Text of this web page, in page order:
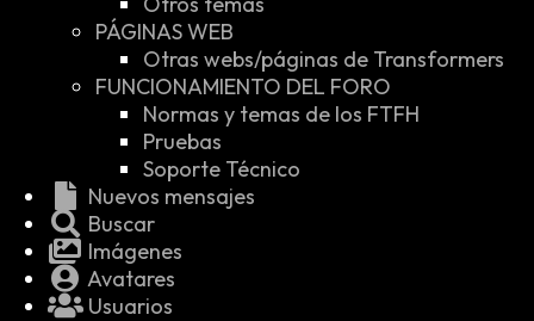
PÁGINAS WEB
Otras webs/páginas de Transformers
FUNCIONAMIENTO DEL FORO
Normas y temas de los FTFH
Pruebas
Soporte Técnico
Nuevos mensajes
Buscar
Imágenes
Avatares
Usuarios